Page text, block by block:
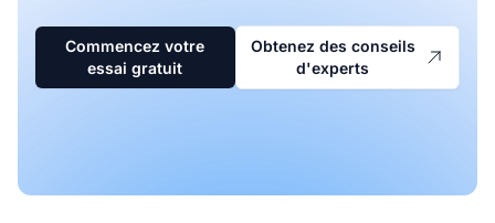
Commencez votre
essai gratuit
Obtenez des conseils
d'experts